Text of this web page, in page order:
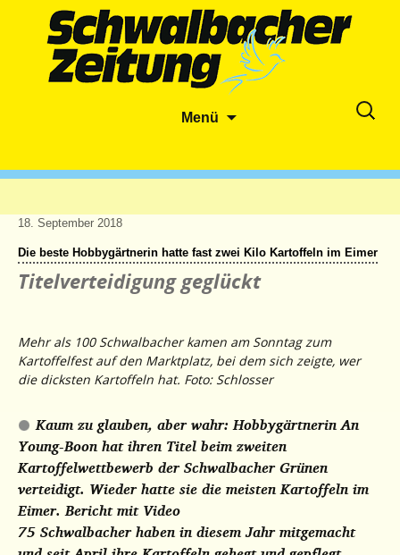
Menü
Suche
18. September 2018
Die beste Hobbygärtnerin hatte fast zwei Kilo Kartoffeln im Eimer
Titelverteidigung geglückt
Mehr als 100 Schwalbacher kamen am Sonntag zum
Kartoffelfest auf den Marktplatz, bei dem sich zeigte, wer
die dicksten Kartoffeln hat. Foto: Schlosser
Kaum zu glauben, aber wahr: Hobbygärtnerin An
Young-Boon hat ihren Titel beim zweiten
Kartoffelwettbewerb der Schwalbacher Grünen
verteidigt. Wieder hatte sie die meisten Kartoffeln im
Eimer.Bericht mit Video
75 Schwalbacher haben in diesem Jahr mitgemacht